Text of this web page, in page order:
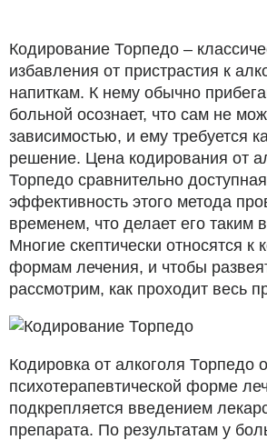
Кодирование Торпедо –
избавления от пристрастия к
напиткам. К нему обычно
больной осознает, что сам не
зависимостью, и ему требуется
решение. Цена кодирования от
Торпедо сравнительно
эффективность этого метода
временем, что делает его таким
Многие скептически относятся к
формам лечения, и чтобы
рассмотрим, как проходит весь
Кодировка от алкоголя Торпедо
психотерапевтической форме
подкрепляется введением
препарата. По результатам у